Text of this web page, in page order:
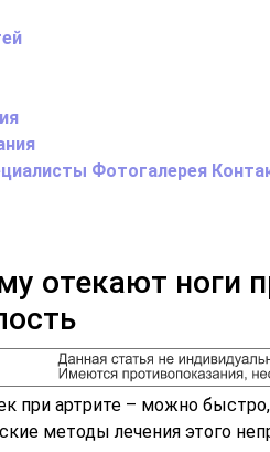
Фотогалерея
отекают ноги
при артрите – можно
методы лечения этого